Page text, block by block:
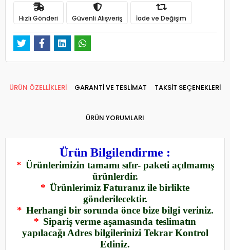
Hızlı Gönderi Güvenli Alışveriş İade ve Değişim
ÜRÜN ÖZELLİKLERİ GARANTİ VE TESLİMAT TAKSİT SEÇENEKLERİ
ÜRÜN YORUMLARI
Ürün Bilgilendirme :
* Ürünlerimizin tamamı sıfır- paketi açılmamış
ürünlerdir.
* Ürünlerimiz Faturanız ile birlikte
gönderilecektir.
* Herhangi bir sorunda önce bize bilgi veriniz.
* Sipariş verme aşamasında teslimatın
yapılacağı Adres bilgilerinizi Tekrar Kontrol
Ediniz.